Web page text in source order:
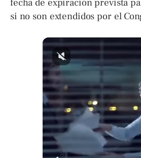
fecha de expiración prevista
si no son extendidos por el